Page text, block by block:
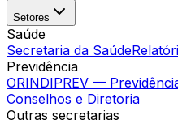
Setores
Saúde
Secretaria da Saúde
Previdência
ORINDIPREV —
Conselhos e Diretoria
Outras secretarias